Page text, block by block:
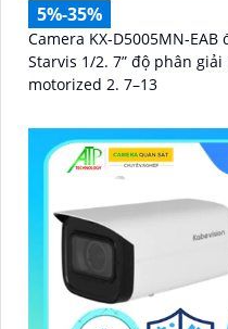
5%-35%
Camera KX-D5005MN-
Starvis 1/2. 7” độ phân
motorized 2. 7–13